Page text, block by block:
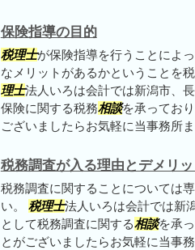
保険指導の目的
税理士が保険指導を行うことによ
なメリットがあるかということを
理士法人いろは会計では新潟市、長
保険に関する税務相談を承ってお
ございましたらお気軽に当事務所
税務調査が入る理由とデメリッ
税務調査に関することについては
い。 税理士法人いろは会計では新
として税務調査に関する相談を承
とがございましたらお気軽に当事